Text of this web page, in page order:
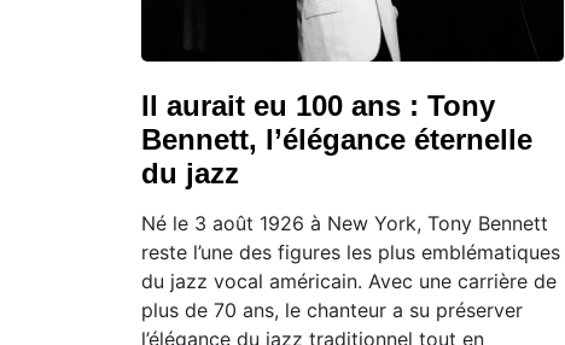
Il aurait eu 100 ans : Tony
Bennett, l’élégance éternelle
du jazz
Né le 3 août 1926 à New York, Tony Bennett
reste l’une des figures les plus emblématiques
du jazz vocal américain. Avec une carrière de
plus de 70 ans, le chanteur a su préserver
l’élégance du jazz traditionnel tout en